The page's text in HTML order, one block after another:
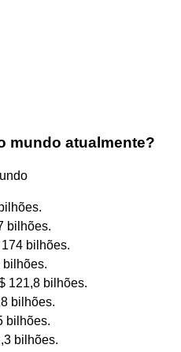
mundo atualmente?
bilhões.
bilhões.
bilhões.
121,8 bilhões.
bilhões.
bilhões.
bilhões.